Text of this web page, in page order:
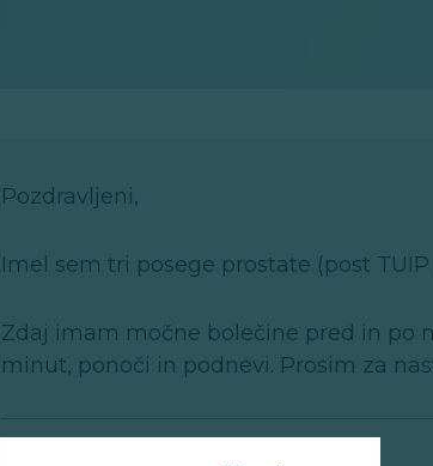
Pozdravljeni,
Imel sem tri posege prostate (post
Zdaj imam močne bolečine pred in po
minut, ponoči in podnevi. Prosim za